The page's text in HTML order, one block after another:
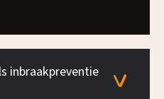
inbraakpreventie